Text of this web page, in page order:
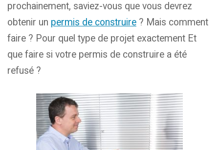
prochainement, saviez-vous que vous devrez
obtenir un permis de construire ? Mais comment
faire ? Pour quel type de projet exactement Et
que faire si votre permis de construire a été
refusé ?